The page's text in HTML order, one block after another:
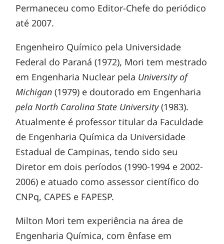
Permaneceu como Editor-Chefe do periódico
até 2007.
Engenheiro Químico pela Universidade
Federal do Paraná (1972), Mori tem mestrado
em Engenharia Nuclear pela University of
Michigan (1979) e doutorado em Engenharia
pela North Carolina State University(1983).
Atualmente é professor titular da Faculdade
de Engenharia Química da Universidade
Estadual de Campinas, tendo sido seu
Diretor em dois períodos (1990-1994 e 2002-
2006) e atuado como assessor científico do
CNPq, CAPES e FAPESP.
Milton Mori tem experiência na área de
Engenharia Química, com ênfase em